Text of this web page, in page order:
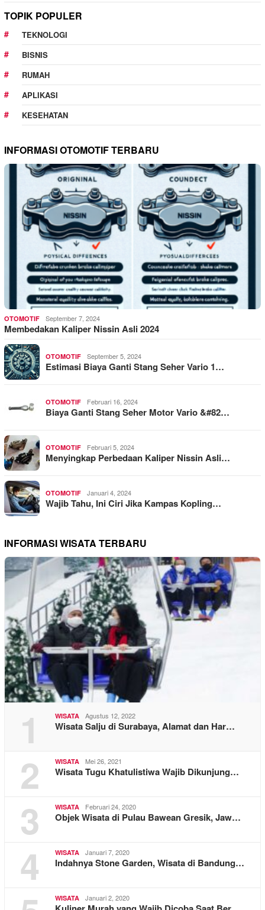
TOPIK POPULER
TEKNOLOGI
BISNIS
RUMAH
APLIKASI
KESEHATAN
INFORMASI OTOMOTIF TERBARU
OTOMOTIF September 7, 2024
Membedakan Kaliper Nissin Asli 2024
OTOMOTIF September 5, 2024
Estimasi Biaya Ganti Stang Seher Vario 1…
OTOMOTIF Februari 16, 2024
Biaya Ganti Stang Seher Motor Vario &#82…
OTOMOTIF Februari 5, 2024
Menyingkap Perbedaan Kaliper Nissin Asli…
OTOMOTIF Januari 4, 2024
Wajib Tahu, Ini Ciri Jika Kampas Kopling…
INFORMASI WISATA TERBARU
1 WISATA Agustus 12, 2022
Wisata Salju di Surabaya, Alamat dan Har…
2 WISATA Mei 26, 2021
Wisata Tugu Khatulistiwa Wajib Dikunjung…
3 WISATA Februari 24, 2020
Objek Wisata di Pulau Bawean Gresik, Jaw…
4 WISATA Januari 7, 2020
Indahnya Stone Garden, Wisata di Bandung…
WISATA Januari 2, 2020